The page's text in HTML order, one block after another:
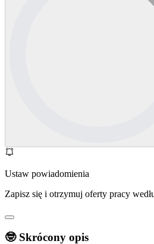
Ustaw powiadomienia
Zapisz się i otrzymuj oferty pracy
🤓 Skrócony opis